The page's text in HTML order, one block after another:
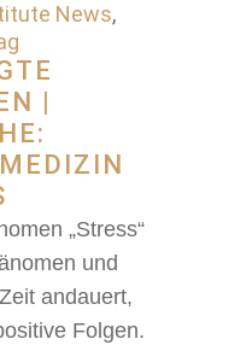
News,
|
„Stress“
und
andauert,
Folgen.